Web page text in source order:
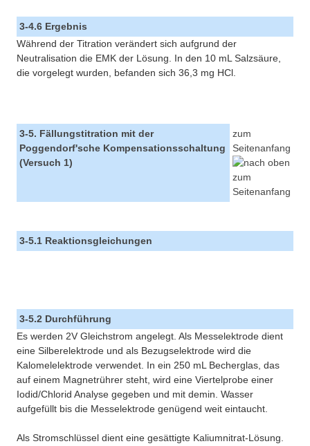
3-4.6 Ergebnis
Während der Titration verändert sich aufgrund der
Neutralisation die EMK der Lösung. In den 10 mL Salzsäure,
die vorgelegt wurden, befanden sich 36,3 mg HCl.
3-5. Fällungstitration mit der
Poggendorf'sche Kompensationsschaltung
(Versuch 1)
zum
Seitenanfang
3-5.1 Reaktionsgleichungen
3-5.2 Durchführung
Es werden 2V Gleichstrom angelegt. Als Messelektrode dient
eine Silberelektrode und als Bezugselektrode wird die
Kalomelelektrode verwendet. In ein 250 mL Becherglas, das
auf einem Magnetrührer steht, wird eine Viertelprobe einer
Iodid/Chlorid Analyse gegeben und mit demin. Wasser
aufgefüllt bis die Messelektrode genügend weit eintaucht.
Als Stromschlüssel dient eine gesättigte Kaliumnitrat-Lösung.